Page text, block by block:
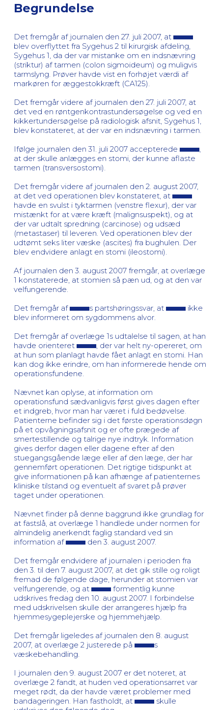
Begrundelse
Det fremgår af journalen den 27. juli 2007, at
blev overflyttet fra Sygehus 2 til kirurgisk afdeling,
Sygehus 1, da der var mistanke om en indsnævring
(striktur) af tarmen (colon sigmoideum) og muligvis
tarmslyng. Prøver havde vist en forhøjet værdi af
markøren for æggestokkræft (CA125).
Det fremgår videre af journalen den 27. juli 2007, at
det ved en røntgenkontrastundersøgelse og ved en
kikkertundersøgelse på radiologisk afsnit, Sygehus 1,
blev konstateret, at der var en indsnævring i tarmen.
Ifølge journalen den 31. juli 2007 accepterede
at der skulle anlægges en stomi, der kunne aflaste
tarmen (transversostomi).
Det fremgår videre af journalen den 2. august 2007,
at det ved operationen blev konstateret, at
havde en svulst i tyktarmen (venstre flexur), der var
mistænkt for at være kræft (malignsuspekt), og at
der var udtalt spredning (carcinose) og udsæd
(metastaser) til leveren. Ved operationen blev der
udtømt seks liter væske (ascites) fra bughulen. Der
blev endvidere anlagt en stomi (ileostomi).
Af journalen den 3. august 2007 fremgår, at overlæge
1 konstaterede, at stomien så pæn ud, og at den var
velfungerende.
Det fremgår af
s partshøringssvar, at
ikke
blev informeret om sygdommens alvor.
Det fremgår af overlæge 1s udtalelse til sagen, at han
havde orienteret
, der var helt ny-opereret, om
at hun som planlagt havde fået anlagt en stomi. Han
kan dog ikke erindre, om han informerede hende om
operationsfundene.
Nævnet kan oplyse, at information om
operationsfund sædvanligvis først gives dagen efter
et indgreb, hvor man har været i fuld bedøvelse.
Patienterne befinder sig i det første operationsdøgn
på et opvågningsafsnit og er ofte prægede af
smertestillende og talrige nye indtryk. Information
gives derfor dagen eller dagene efter af den
stuegangsgående læge eller af den læge, der har
gennemført operationen. Det rigtige tidspunkt at
give informationen på kan afhænge af patienternes
kliniske tilstand og eventuelt af svaret på prøver
taget under operationen.
Nævnet finder på denne baggrund ikke grundlag for
at fastslå, at overlæge 1 handlede under normen for
almindelig anerkendt faglig standard ved sin
information af
den 3. august 2007.
Det fremgår endvidere af journalen i perioden fra
den 3. til den 7. august 2007, at det gik stille og roligt
fremad de følgende dage, herunder at stomien var
velfungerende, og at
formentlig kunne
udskrives fredag den 10. august 2007. I forbindelse
med udskrivelsen skulle der arrangeres hjælp fra
hjemmesygeplejerske og hjemmehjælp.
Det fremgår ligeledes af journalen den 8. august
2007, at overlæge 2 justerede på
s
væskebehandling.
I journalen den 9. august 2007 er det noteret, at
overlæge 2 fandt, at huden ved operationsarret var
meget rødt, da der havde været problemer med
bandageringen. Han fastholdt, at
skulle